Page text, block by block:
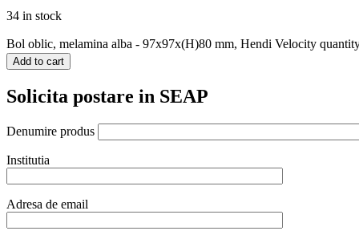
34 in stock
Bol oblic, melamina alba - 97x97x(H)80 mm, Hendi Velocity
Add to cart
Solicita postare in SEAP
Denumire produs
Institutia
Adresa de email